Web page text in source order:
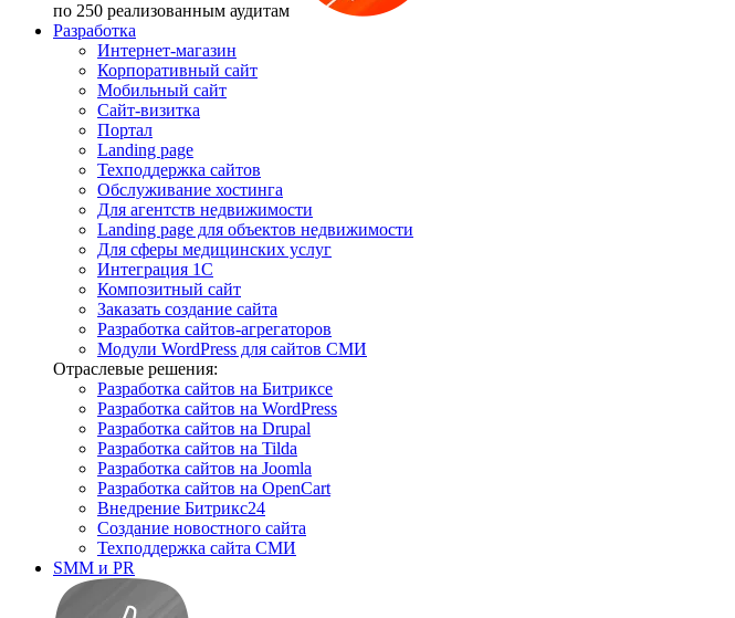
по 250 реализованным аудитам
Разработка
Интернет-магазин
Корпоративный сайт
Мобильный сайт
Сайт-визитка
Портал
Landing page
Техподдержка сайтов
Обслуживание хостинга
Для агентств недвижимости
Landing page для объектов недвижимости
Для сферы медицинских услуг
Интеграция 1С
Композитный сайт
Заказать создание сайта
Разработка сайтов-агрегаторов
Модули WordPress для сайтов СМИ
Отраслевые решения:
Разработка сайтов на Битриксе
Разработка сайтов на WordPress
Разработка сайтов на Drupal
Разработка сайтов на Tilda
Разработка сайтов на Joomla
Разработка сайтов на OpenCart
Внедрение Битрикс24
Создание новостного сайта
Техподдержка сайта СМИ
SMM и PR